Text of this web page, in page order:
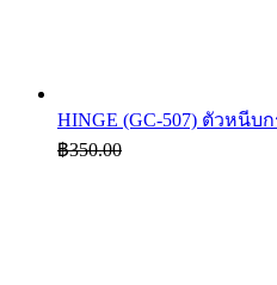
HINGE (GC-507) ตัวหนีบ
฿350.00